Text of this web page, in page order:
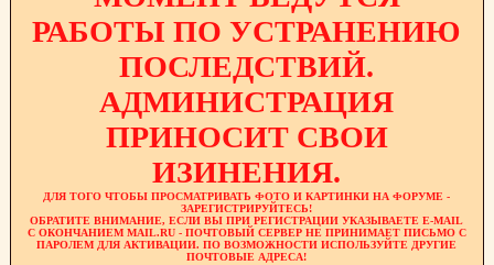
РАБОТЫ ПО УСТРАНЕНИЮ
ПОСЛЕДСТВИЙ.
АДМИНИСТРАЦИЯ
ПРИНОСИТ СВОИ
ИЗИНЕНИЯ.
ДЛЯ ТОГО ЧТОБЫ ПРОСМАТРИВАТЬ ФОТО И КАРТИНКИ НА ФОРУМЕ -
ЗАРЕГИСТРИРУЙТЕСЬ!
ОБРАТИТЕ ВНИМАНИЕ, ЕСЛИ ВЫ ПРИ РЕГИСТРАЦИИ УКАЗЫВАЕТЕ E-MAIL
С ОКОНЧАНИЕМ MAIL.RU - ПОЧТОВЫЙ СЕРВЕР НЕ ПРИНИМАЕТ ПИСЬМО С
ПАРОЛЕМ ДЛЯ АКТИВАЦИИ. ПО ВОЗМОЖНОСТИ ИСПОЛЬЗУЙТЕ ДРУГИЕ
ПОЧТОВЫЕ АДРЕСА!